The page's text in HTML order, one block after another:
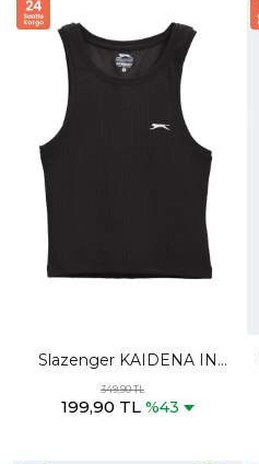
Slazenger KAIDENA IN
Kadın Slim Fıt Kolsuz Siyah
Tişört
349,90 TL
199,90 TL %43